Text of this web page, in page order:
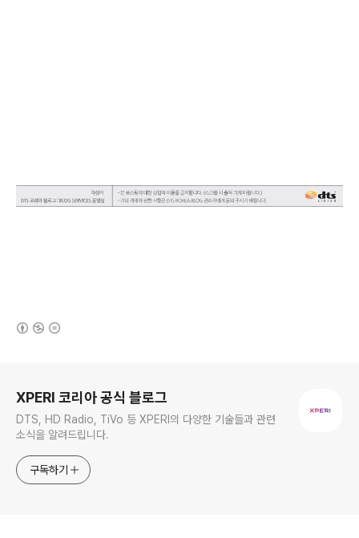
XPERI 코리아 공식 블로그
DTS, HD Radio, TiVo 등 XPERI의 다양한 기술들과 관련
소식을 알려드립니다.
구독하기